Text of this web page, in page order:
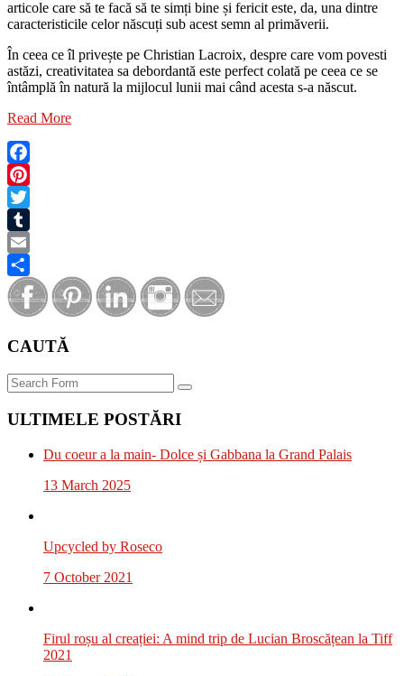
articole care să te facă să te simți bine și fericit este, da, una dintre
caracteristicile celor născuți sub acest semn al primăverii.
În ceea ce îl privește pe Christian Lacroix, despre care vom povesti
astăzi, creativitatea sa debordantă este perfect colată pe ceea ce se
întâmplă în natură la mijlocul lunii mai când acesta s-a născut.
Read More
Facebook
Pinterest
Twitter
Tumblr
Email
Share
CAUTĂ
Search
ULTIMELE POSTĂRI
Du coeur a la main- Dolce și Gabbana la Grand Palais
13 March 2025
Upcycled by Roseco
7 October 2021
Firul roșu al creației: A mind trip de Lucian Broscățean la Tiff
2021